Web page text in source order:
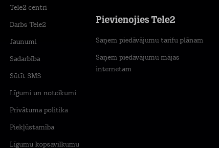
Tele2 centri
Darbs Tele2
Jaunumi
Sadarbība
Sūtīt SMS
Līgumi un noteikumi
Privātuma politika
Piekļūstamība
Līgumu kopsavilkumu
Pievienojies Tele2
Saņem piedāvājumu tarifu plānam
Saņem piedāvājumu mājas
internetam